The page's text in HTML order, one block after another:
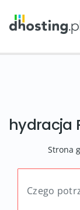
hydracja
Strona